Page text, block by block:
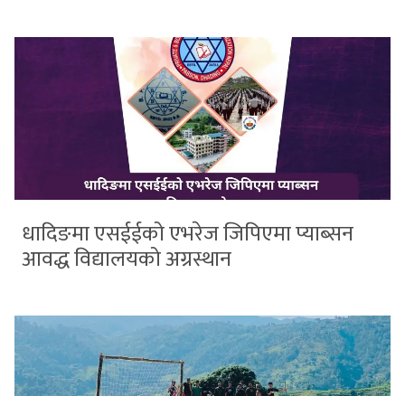
धादिङमा एसईईको एभरेज जिपिएमा प्याब्सन
आवद्ध विद्यालयको अग्रस्थान